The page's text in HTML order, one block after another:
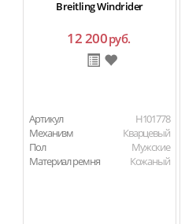
Breitling Windrider
12 200руб.
Артикул
H101778
Механизм
Кварцевый
Пол
Мужские
Материал ремня
Кожаный